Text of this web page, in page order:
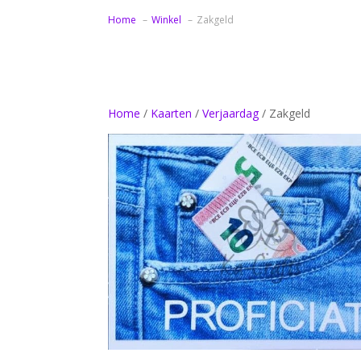
Home Winkel Zakgeld
Home / Kaarten /Verjaardag/ Zakgeld
Bedankt samenwerking bloemen Bedankt samenwerking zonnebloemen